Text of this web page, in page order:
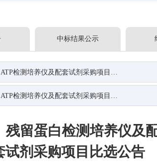
中标结果公示
及配套试剂采购项目（二次）比选公告
培养仪及配套试剂采购项目比选公告
留蛋白检测培养仪及
剂采购项目比选公告